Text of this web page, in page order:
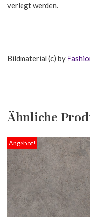
verlegt werden.
Bildmaterial (c) by
Ähnliche
Angebot!